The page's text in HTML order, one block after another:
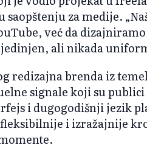
saopštenju za medije.
već da
ali nikada
redizajna brenda iz
signale koji su
i dugogodišnji jezik
i izražajnije